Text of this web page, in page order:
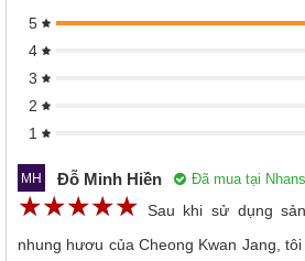
5
4
3
2
1
MH Đỗ Minh Hiền Đã mua tại
☆☆☆☆☆
★★★★★ Sau khi sử dụng
nhung hươu của Cheong Kwan Jang,